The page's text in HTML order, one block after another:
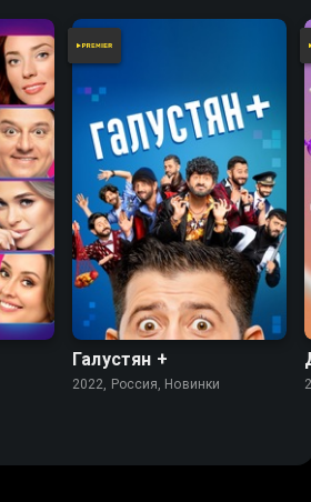
Галустян +
2022, Россия, Новинки